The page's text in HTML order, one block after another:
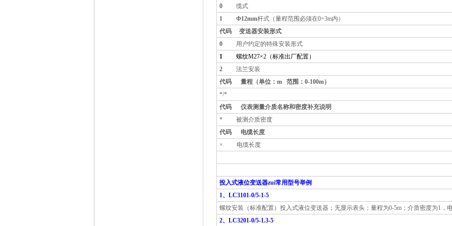
0 缆式
1
Ф12mm杆式（量程范围必须在0=3m内）
代码 变送器安装形式
0 用户约定的特殊安装形式
1 螺纹M27×2（标准出厂配置）
2 法兰安装
代码 量程（单位：m 范围：0-100m）
*/*
代码 仪表测量介质名称和密度补充说明
* 被测介质密度
代码 电缆长度
× 电缆长度
投入式液位变送器zui常用型号举例
1、LC3101-0/5-1-5
螺纹安装（标准配置）投入式液位变送器；无显示表头；量程为0-5m；介质密度为1，
2、LC3201-0/5-1.3-5